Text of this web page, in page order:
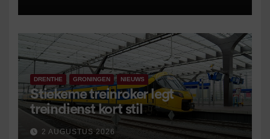
DRENTHE GRONINGEN NIEUWS
Stiekeme treinroker legt
treindienst kort stil
2 AUGUSTUS 2026